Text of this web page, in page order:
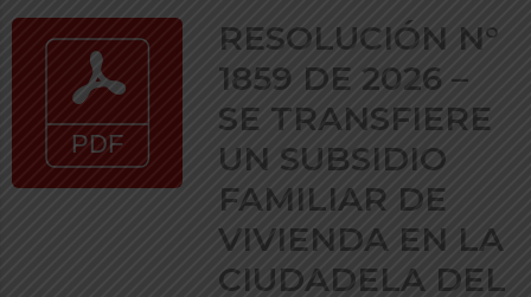
RESOLUCIÓN N°
1859 DE 2026 –
SE TRANSFIERE
UN SUBSIDIO
FAMILIAR DE
VIVIENDA EN LA
CIUDADELA DEL